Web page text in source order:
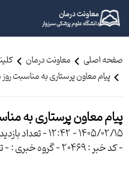
معاونت درمان
دانشگاه علوم پزشکی سبزوار
صفحه اصلی معاونت درمان
پیام معاون پرستاری به مناسبت روز
پیام معاون پرستاری به
1405/02/15 - 12:42 - تعداد بازدید:
- کد خبر : 20469
- گروه خبری : -